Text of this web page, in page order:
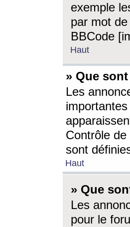
exemple
par mot
BBCode
Haut
» Que
Les
Contrôle de
sont
Haut
» Que
Les
pour le